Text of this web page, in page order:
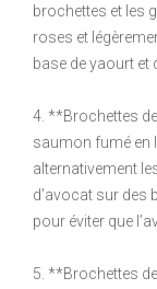
brochettes et les
roses et
base de yaourt et
4. **Brochettes
saumon fumé en
alternativement
d’avocat sur des
pour éviter que
5. **Brochettes